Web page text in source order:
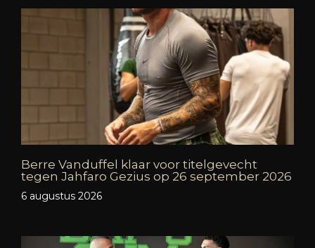
Berre Vanduffel klaar voor titelgevecht
tegen Jahfaro Gezius op 26 september 2026
6 augustus 2026